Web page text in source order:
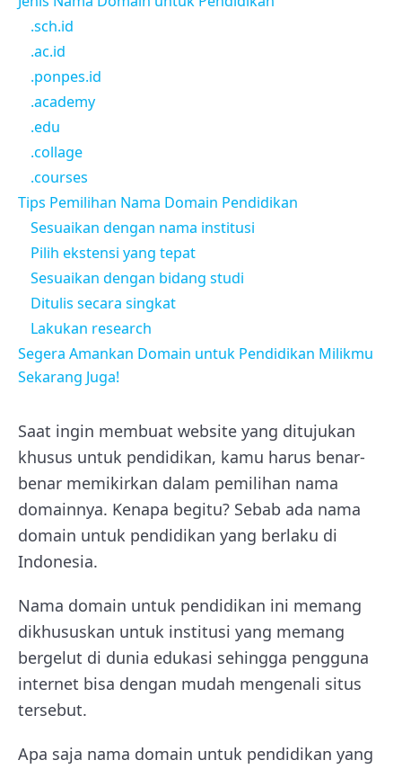
.sch.id
.ac.id
.ponpes.id
.academy
.edu
.collage
.courses
Tips Pemilihan Nama Domain Pendidikan
Sesuaikan dengan nama institusi
Pilih ekstensi yang tepat
Sesuaikan dengan bidang studi
Ditulis secara singkat
Lakukan research
Segera Amankan Domain untuk Pendidikan Milikmu
Sekarang Juga!
Saat ingin membuat website yang ditujukan
khusus untuk pendidikan, kamu harus benar-
benar memikirkan dalam pemilihan nama
domainnya. Kenapa begitu? Sebab ada nama
domain untuk pendidikan yang berlaku di
Indonesia.
Nama domain untuk pendidikan ini memang
dikhususkan untuk institusi yang memang
bergelut di dunia edukasi sehingga pengguna
internet bisa dengan mudah mengenali situs
tersebut.
Apa saja nama domain untuk pendidikan yang